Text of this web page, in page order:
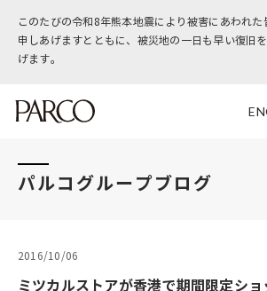
このたびの令和8年熊本地震により被害にあわれ
申しあげますとともに、被災地の一日も早い復旧
げます。
パルコグループブログ
2016/10/06
ミツカルストアが香港で期間限定シ